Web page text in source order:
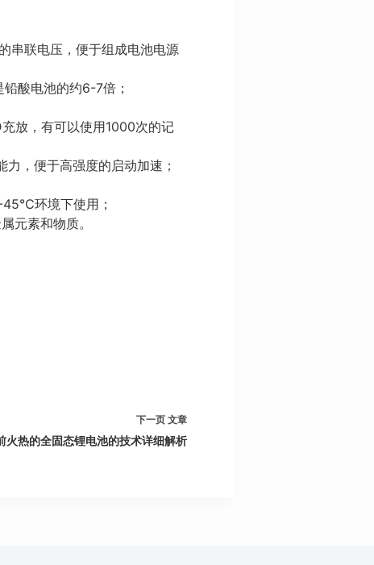
串联电压，便于组成电池电源
酸电池的约6-7倍；
放，有可以使用1000次的记
，便于高强度的启动加速；
环境下使用；
元素和物质。
下一页 文章
火热的全固态锂电池的技术详细解析